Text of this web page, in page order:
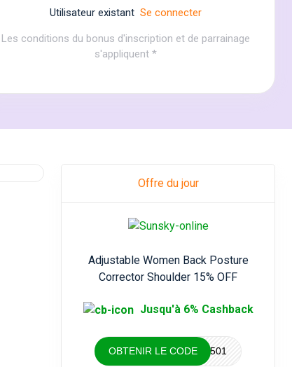
Utilisateur existant Se connecter
Les conditions du bonus d'inscription et de parrainage
s'appliquent *
Offre du jour
Adjustable Women Back Posture
Corrector Shoulder 15% OFF
Jusqu'à 6% Cashback
OBTENIR LE CODE
TBD052920501